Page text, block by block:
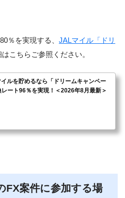
％を実現する、 JALマイル「ドリ
こちらご参照ください。
ルを貯めるなら「ドリームキャンペー
ート96％を実現！＜2026年8月最新＞
FX案件に参加する場